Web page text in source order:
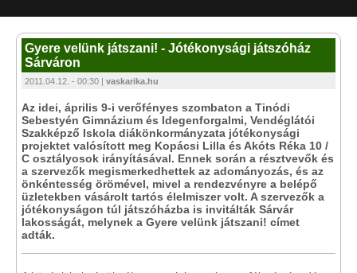
Gyere velünk játszani! - Jótékonysági játszóház
Sárváron
2011.04.12. - 00:30 | vaskarika.hu
Az idei, április 9-i verőfényes szombaton a Tinódi
Sebestyén Gimnázium és Idegenforgalmi, Vendéglátói
Szakképző Iskola diákönkormányzata jótékonysági
projektet valósított meg Kopácsi Lilla és Akóts Réka 10 /
C osztályosok irányításával. Ennek során a résztvevők és
a szervezők megismerkedhettek az adományozás, és az
önkéntesség örömével, mivel a rendezvényre a belépő
üzletekben vásárolt tartós élelmiszer volt. A szervezők a
jótékonyságon túl játszóházba is invitálták Sárvár
lakosságát, melynek a Gyere velünk játszani! címet
adták.